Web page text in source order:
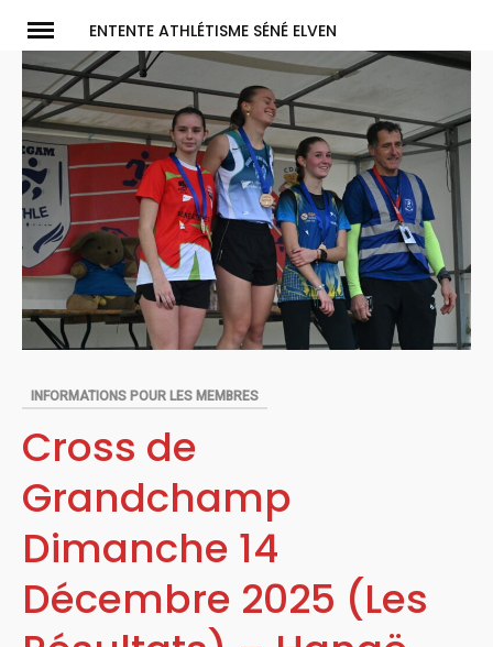
content
ENTENTE ATHLÉTISME SÉNÉ ELVEN
INFORMATIONS POUR LES MEMBRES
Cross de
Grandchamp
Dimanche 14
Décembre 2025 (Les